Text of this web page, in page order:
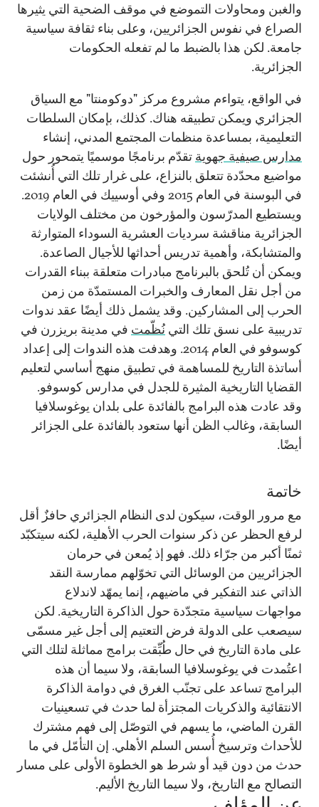
والغبن ومحاولات التموضع في موقف الضحية التي يثيرها
الصراع في نفوس الجزائريين، وعلى بناء ثقافة سياسية
جامعة. لكن هذا بالضبط ما لم تفعله الحكومات
الجزائرية.
في الواقع، يتواءم مشروع مركز "دوكومنتا" مع السياق
الجزائري ويمكن تطبيقه هناك. كذلك، بإمكان السلطات
التعليمية، بمساعدة منظمات المجتمع المدني، إنشاء
مدارس صيفية جهوية تقدّم برنامجًا موسميًا يتمحور حول
مواضيع محدّدة تتعلق بالنزاع، على غرار تلك التي أُنشئت
في البوسنة في العام 2015 وفي أوسييك في العام 2019.
ويستطيع المدرّسون والمؤرخون من مختلف الولايات
الجزائرية مناقشة سرديات العشرية السوداء المتوارثة
والمتشابكة، وأهمية تدريس أحداثها للأجيال الصاعدة.
ويمكن أن تُلحق بالبرنامج مبادرات متعلقة ببناء القدرات
من أجل نقل المعارف والخبرات المستمدّة من زمن
الحرب إلى المشاركين. وقد يشمل ذلك أيضًا عقد ندوات
تدريبية على نسق تلك التي نُظّمت في مدينة بريزرن في
كوسوفو في العام 2014. وهدفت هذه الندوات إلى إعداد
أساتذة التاريخ للمساهمة في تطبيق منهج أساسي لتعليم
القضايا التاريخية المثيرة للجدل في مدارس كوسوفو.
وقد عادت هذه البرامج بالفائدة على بلدان يوغوسلافيا
السابقة، وغالب الظن أنها ستعود بالفائدة على الجزائر
أيضًا.
خاتمة
مع مرور الوقت، سيكون لدى النظام الجزائري حافزٌ أقل
لرفع الحظر عن ذكر سنوات الحرب الأهلية، لكنه سيتكبّد
ثمنًا أكبر من جرّاء ذلك. فهو إذ يُمعن في حرمان
الجزائريين من الوسائل التي تخوّلهم ممارسة النقد
الذاتي عند التفكير في ماضيهم، إنما يمهّد لاندلاع
مواجهات سياسية متجدّدة حول الذاكرة التاريخية. لكن
سيصعب على الدولة فرض التعتيم إلى أجل غير مسمّى
على مادة التاريخ في حال طُبِّقت برامج مماثلة لتلك التي
اعتُمدت في يوغوسلافيا السابقة، ولا سيما أن هذه
البرامج تساعد على تجنّب الغرق في دوامة الذاكرة
الانتقائية والذكريات المجتزأة لما حدث في تسعينيات
القرن الماضي، ما يسهم في التوصّل إلى فهم مشترك
للأحداث وترسيخ أُسس السلم الأهلي. إن التأمّل في ما
حدث من دون قيد أو شرط هو الخطوة الأولى على مسار
التصالح مع التاريخ، ولا سيما التاريخ الأليم.